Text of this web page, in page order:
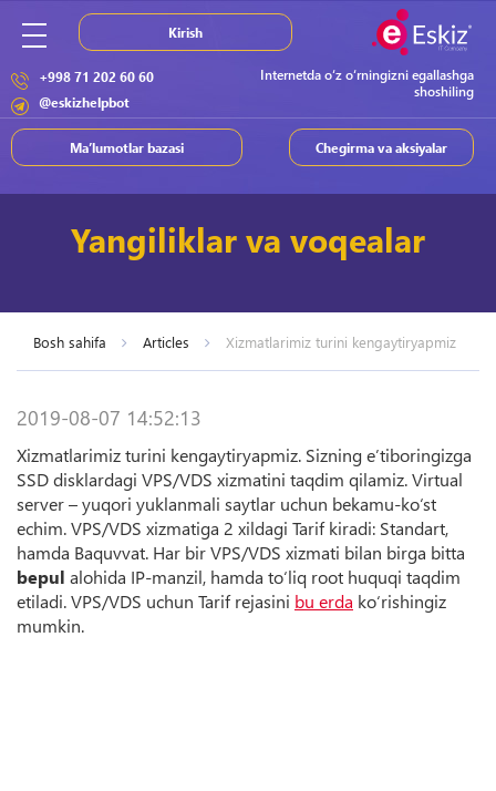
Internetda o‘z o‘rningizni egallashga
shoshiling
+998 71 202 60 60
@eskizhelpbot
Chegirma va aksiyalar
Ma’lumotlar bazasi
Kirish
Yangiliklar va voqealar
Bosh sahifa Articles Xizmatlarimiz turini kengaytiryapmiz
2019-08-07 14:52:13
Xizmatlarimiz turini kengaytiryapmiz. Sizning e’tiboringizga
SSD disklardagi VPS/VDS xizmatini taqdim qilamiz. Virtual
server – yuqori yuklanmali saytlar uchun bekamu-ko‘st
echim. VPS/VDS xizmatiga 2 xildagi Tarif kiradi: Standart,
hamda Baquvvat. Har bir VPS/VDS xizmati bilan birga bitta
bepul alohida IP-manzil, hamda to‘liq root huquqi taqdim
etiladi. VPS/VDS uchun Tarif rejasini bu erda ko‘rishingiz
mumkin.